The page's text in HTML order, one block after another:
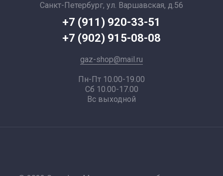
Санкт-Петербург, ул. Варшавская, д.56
+7 (911) 920-33-51
+7 (902) 915-08-08
gaz-shop@mail.ru
Пн-Пт 10.00-19.00
Сб 10.00-17.00
Вс выходной